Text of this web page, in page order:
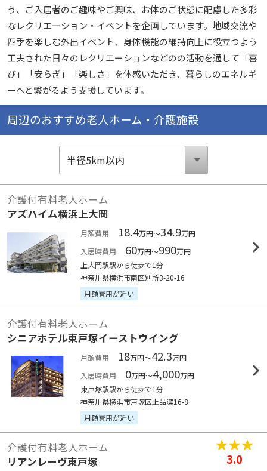
う、ご入居者のご趣味やご興味、お体のご状態に配慮した多彩
なレクリエーション・イベントを企画しています。地域交流や
四季を楽しむ外出イベント、身体機能の維持向上に役立つよう
工夫された日々のレクリエーションなどのの活動を通して「喜
び」「安らぎ」「楽しさ」を体感いただき、暮らしのエネルギ
ーへと繋がるよう支援しています。
周辺のおすすめ老人ホーム・介護施設
介護付有料老人ホーム
アズハイム横浜上大岡
月額費用 18.4万円～34.9万円
入居時費用
60万円～990万円
上大岡駅駅から徒歩で1分
神奈川県横浜市南区別所3-20-16
月額費用が近い
介護付有料老人ホーム
シニアホテル東戸塚イーストウイング
月額費用 18万円～42.3万円
入居時費用
0万円～4,000万円
東戸塚駅駅から徒歩で1分
神奈川県横浜市戸塚区上品濃16-8
月額費用が近い
介護付有料老人ホーム
リアンレーヴ東戸塚
3.0